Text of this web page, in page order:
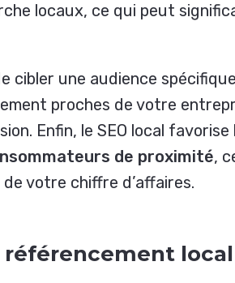
locaux, ce qui peut
cibler une audience
proches de votre
Enfin, le SEO local
de proximité,
votre chiffre d’affaires.
référencement local